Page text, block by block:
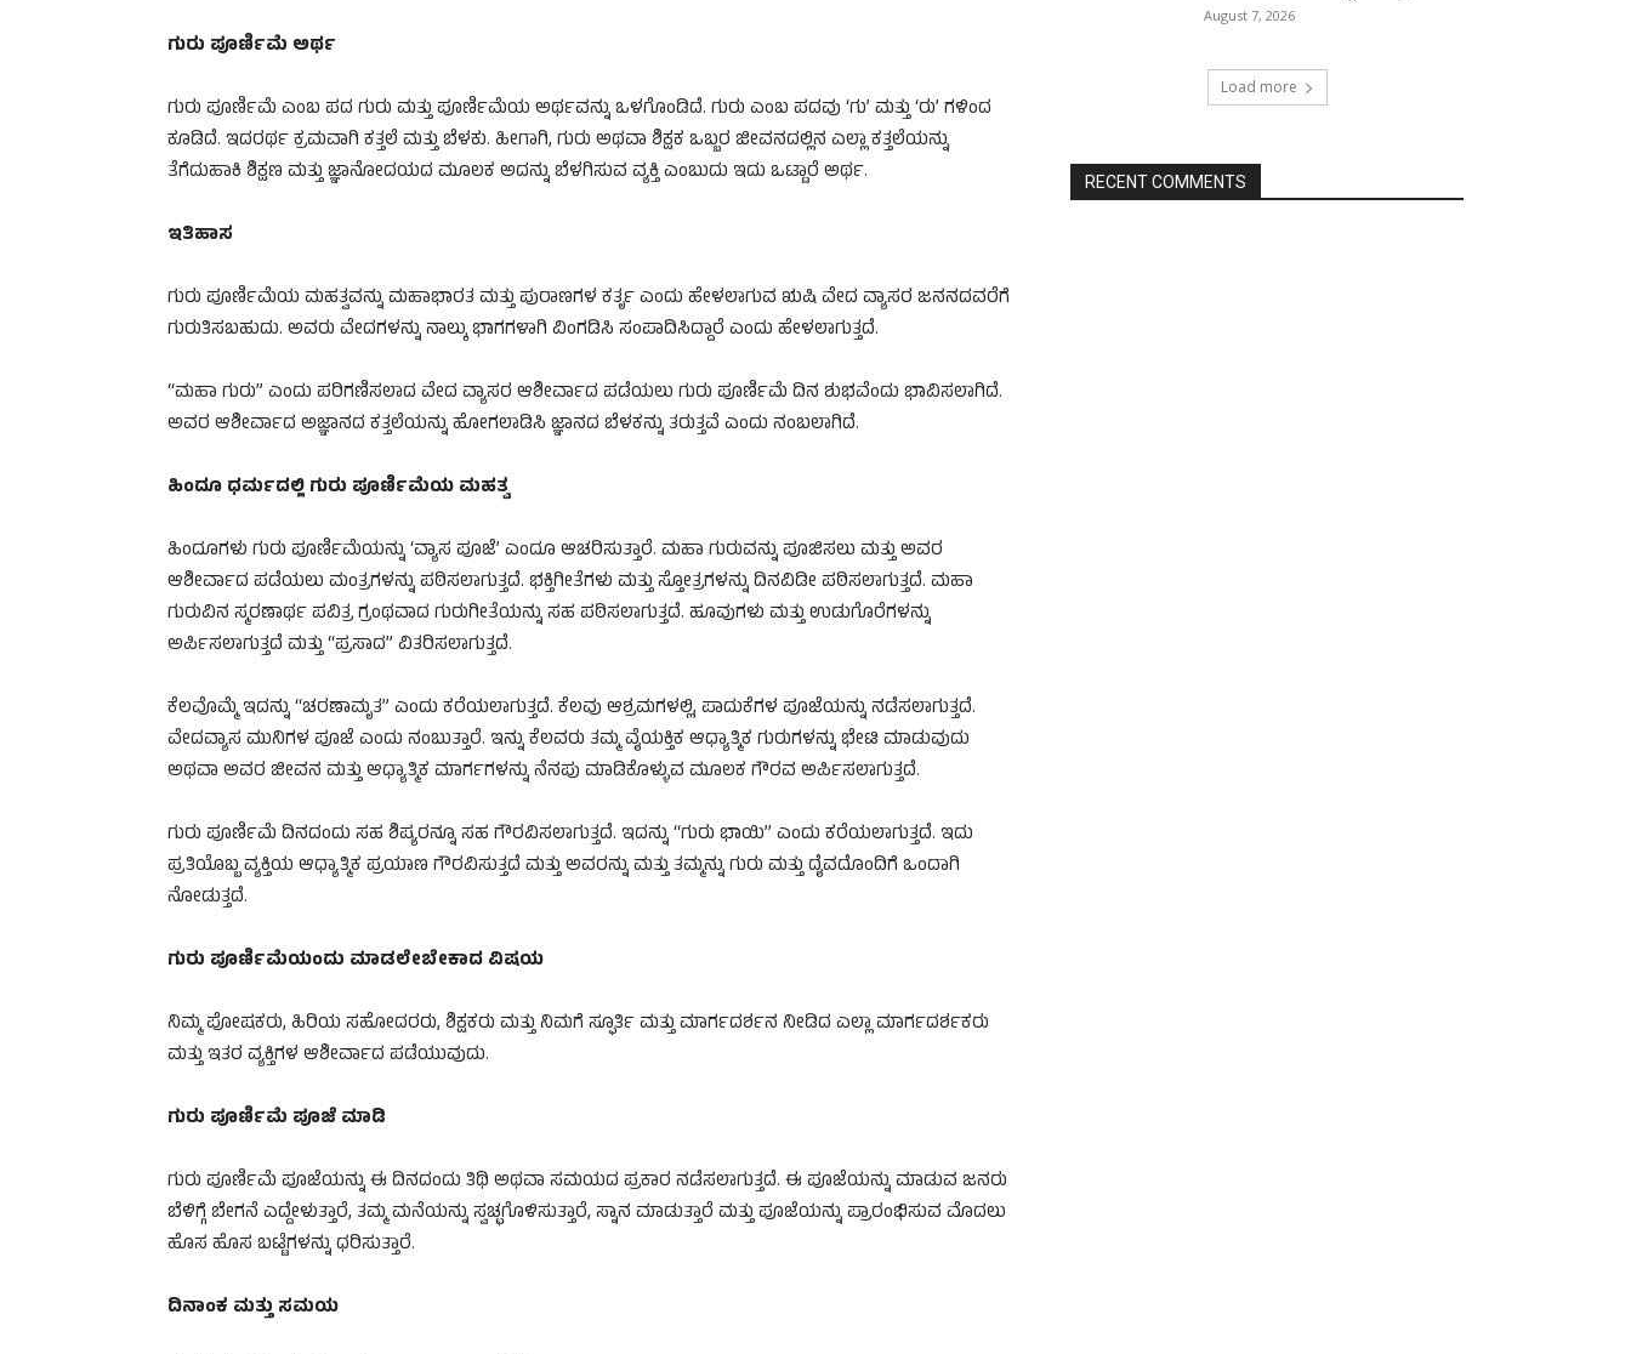
ಗುರು ಪೂರ್ಣಿಮೆ ಅರ್ಥ
ಗುರು ಪೂರ್ಣಿಮೆ ಎಂಬ ಪದ ಗುರು ಮತ್ತು ಪೂರ್ಣಿಮೆಯ ಅರ್ಥವನ್ನು ಒಳಗೊಂಡಿದೆ. ಗುರು ಎಂಬ ಪದವು ‘ಗು’ ಮತ್ತು ‘ರು’ ಗಳಿಂದ
ಕೂಡಿದೆ. ಇದರರ್ಥ ಕ್ರಮವಾಗಿ ಕತ್ತಲೆ ಮತ್ತು ಬೆಳಕು. ಹೀಗಾಗಿ, ಗುರು ಅಥವಾ ಶಿಕ್ಷಕ ಒಬ್ಬರ ಜೀವನದಲ್ಲಿನ ಎಲ್ಲಾ ಕತ್ತಲೆಯನ್ನು
ತೆಗೆದುಹಾಕಿ ಶಿಕ್ಷಣ ಮತ್ತು ಜ್ಞಾನೋದಯದ ಮೂಲಕ ಅದನ್ನು ಬೆಳಗಿಸುವ ವ್ಯಕ್ತಿ ಎಂಬುದು ಇದು ಒಟ್ಟಾರೆ ಅರ್ಥ.
ಇತಿಹಾಸ
ಗುರು ಪೂರ್ಣಿಮೆಯ ಮಹತ್ವವನ್ನು ಮಹಾಭಾರತ ಮತ್ತು ಪುರಾಣಗಳ ಕರ್ತೃ ಎಂದು ಹೇಳಲಾಗುವ ಋಷಿ ವೇದ ವ್ಯಾಸರ ಜನನದವರೆಗೆ
ಗುರುತಿಸಬಹುದು. ಅವರು ವೇದಗಳನ್ನು ನಾಲ್ಕು ಭಾಗಗಳಾಗಿ ವಿಂಗಡಿಸಿ ಸಂಪಾದಿಸಿದ್ದಾರೆ ಎಂದು ಹೇಳಲಾಗುತ್ತದೆ.
“ಮಹಾ ಗುರು” ಎಂದು ಪರಿಗಣಿಸಲಾದ ವೇದ ವ್ಯಾಸರ ಆಶೀರ್ವಾದ ಪಡೆಯಲು ಗುರು ಪೂರ್ಣಿಮೆ ದಿನ ಶುಭವೆಂದು ಭಾವಿಸಲಾಗಿದೆ.
ಅವರ ಆಶೀರ್ವಾದ ಅಜ್ಞಾನದ ಕತ್ತಲೆಯನ್ನು ಹೋಗಲಾಡಿಸಿ ಜ್ಞಾನದ ಬೆಳಕನ್ನು ತರುತ್ತವೆ ಎಂದು ನಂಬಲಾಗಿದೆ.
ಹಿಂದೂ ಧರ್ಮದಲ್ಲಿ ಗುರು ಪೂರ್ಣಿಮೆಯ ಮಹತ್ವ
ಹಿಂದೂಗಳು ಗುರು ಪೂರ್ಣಿಮೆಯನ್ನು ‘ವ್ಯಾಸ ಪೂಜೆ’ ಎಂದೂ ಆಚರಿಸುತ್ತಾರೆ. ಮಹಾ ಗುರುವನ್ನು ಪೂಜಿಸಲು ಮತ್ತು ಅವರ
ಆಶೀರ್ವಾದ ಪಡೆಯಲು ಮಂತ್ರಗಳನ್ನು ಪಠಿಸಲಾಗುತ್ತದೆ. ಭಕ್ತಿಗೀತೆಗಳು ಮತ್ತು ಸ್ತೋತ್ರಗಳನ್ನು ದಿನವಿಡೀ ಪಠಿಸಲಾಗುತ್ತದೆ. ಮಹಾ
ಗುರುವಿನ ಸ್ಮರಣಾರ್ಥ ಪವಿತ್ರ ಗ್ರಂಥವಾದ ಗುರುಗೀತೆಯನ್ನು ಸಹ ಪಠಿಸಲಾಗುತ್ತದೆ. ಹೂವುಗಳು ಮತ್ತು ಉಡುಗೊರೆಗಳನ್ನು
ಅರ್ಪಿಸಲಾಗುತ್ತದೆ ಮತ್ತು “ಪ್ರಸಾದ” ವಿತರಿಸಲಾಗುತ್ತದೆ.
ಕೆಲವೊಮ್ಮೆ ಇದನ್ನು “ಚರಣಾಮೃತ” ಎಂದು ಕರೆಯಲಾಗುತ್ತದೆ. ಕೆಲವು ಆಶ್ರಮಗಳಲ್ಲಿ, ಪಾದುಕೆಗಳ ಪೂಜೆಯನ್ನು ನಡೆಸಲಾಗುತ್ತದೆ.
ವೇದವ್ಯಾಸ ಮುನಿಗಳ ಪೂಜೆ ಎಂದು ನಂಬುತ್ತಾರೆ. ಇನ್ನು ಕೆಲವರು ತಮ್ಮ ವೈಯಕ್ತಿಕ ಆಧ್ಯಾತ್ಮಿಕ ಗುರುಗಳನ್ನು ಭೇಟಿ ಮಾಡುವುದು
ಅಥವಾ ಅವರ ಜೀವನ ಮತ್ತು ಆಧ್ಯಾತ್ಮಿಕ ಮಾರ್ಗಗಳನ್ನು ನೆನಪು ಮಾಡಿಕೊಳ್ಳುವ ಮೂಲಕ ಗೌರವ ಅರ್ಪಿಸಲಾಗುತ್ತದೆ.
ಗುರು ಪೂರ್ಣಿಮೆ ದಿನದಂದು ಸಹ ಶಿಷ್ಯರನ್ನೂ ಸಹ ಗೌರವಿಸಲಾಗುತ್ತದೆ. ಇದನ್ನು “ಗುರು ಭಾಯಿ” ಎಂದು ಕರೆಯಲಾಗುತ್ತದೆ. ಇದು
ಪ್ರತಿಯೊಬ್ಬ ವ್ಯಕ್ತಿಯ ಆಧ್ಯಾತ್ಮಿಕ ಪ್ರಯಾಣ ಗೌರವಿಸುತ್ತದೆ ಮತ್ತು ಅವರನ್ನು ಮತ್ತು ತಮ್ಮನ್ನು ಗುರು ಮತ್ತು ದೈವದೊಂದಿಗೆ ಒಂದಾಗಿ
ನೋಡುತ್ತದೆ.
ಗುರು ಪೂರ್ಣಿಮೆಯಂದು ಮಾಡಲೇಬೇಕಾದ ವಿಷಯ
ನಿಮ್ಮ ಪೋಷಕರು, ಹಿರಿಯ ಸಹೋದರರು, ಶಿಕ್ಷಕರು ಮತ್ತು ನಿಮಗೆ ಸ್ಫೂರ್ತಿ ಮತ್ತು ಮಾರ್ಗದರ್ಶನ ನೀಡಿದ ಎಲ್ಲಾ ಮಾರ್ಗದರ್ಶಕರು
ಮತ್ತು ಇತರ ವ್ಯಕ್ತಿಗಳ ಆಶೀರ್ವಾದ ಪಡೆಯುವುದು.
ಗುರು ಪೂರ್ಣಿಮೆ ಪೂಜೆ ಮಾಡಿ
ಗುರು ಪೂರ್ಣಿಮೆ ಪೂಜೆಯನ್ನು ಈ ದಿನದಂದು ತಿಥಿ ಅಥವಾ ಸಮಯದ ಪ್ರಕಾರ ನಡೆಸಲಾಗುತ್ತದೆ. ಈ ಪೂಜೆಯನ್ನು ಮಾಡುವ ಜನರು
ಬೆಳಿಗ್ಗೆ ಬೇಗನೆ ಎದ್ದೇಳುತ್ತಾರೆ, ತಮ್ಮ ಮನೆಯನ್ನು ಸ್ವಚ್ಛಗೊಳಿಸುತ್ತಾರೆ, ಸ್ನಾನ ಮಾಡುತ್ತಾರೆ ಮತ್ತು ಪೂಜೆಯನ್ನು ಪ್ರಾರಂಭಿಸುವ ಮೊದಲು
ಹೊಸ ಹೊಸ ಬಟ್ಟೆಗಳನ್ನು ಧರಿಸುತ್ತಾರೆ.
ದಿನಾಂಕ ಮತ್ತು ಸಮಯ
August 7, 2026
Load more
RECENT COMMENTS